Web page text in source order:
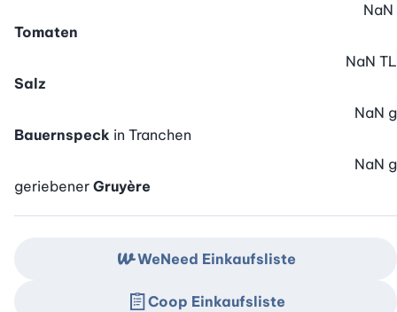
Tomaten
NaN
Salz
NaN TL
Bauernspeck in Tranchen
NaN g
geriebener Gruyère
NaN g
WeNeed Einkaufsliste
Coop Einkaufsliste